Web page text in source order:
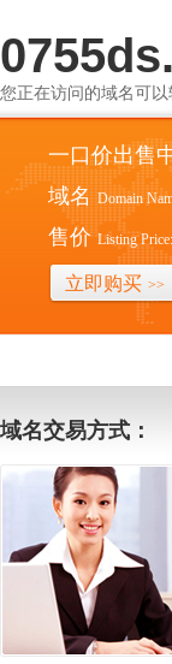
您正在访问的域名可以
一口价出售
域名 Domain
售价 Listing Price:
立即购买 >>
域名交易方式：